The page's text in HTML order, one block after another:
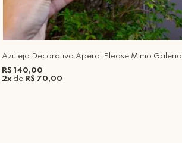
Azulejo Decorativo Aperol Please Mimo Galeria
R$ 140,00
2xde R$ 70,00